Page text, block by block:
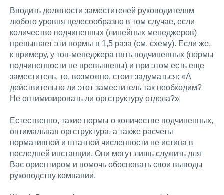
Вводить должности заместителей руководителям
любого уровня целесообразно в том случае, если
количество подчиненных (линейных менеджеров)
превышает эти нормы в 1,5 раза (см. схему). Если же,
к примеру, у топ-менеджера пять подчиненных (нормы
подчиненности не превышены) и при этом есть еще
заместитель, то, возможно, стоит задуматься: «А
действительно ли этот заместитель так необходим?
Не оптимизировать ли оргструктуру отдела?»
Естественно, такие нормы о количестве подчиненных,
оптимальная оргструктура, а также расчеты
нормативной и штатной численности не истина в
последней инстанции. Они могут лишь служить для
Вас ориентиром и помочь обосновать свои выводы
руководству компании.